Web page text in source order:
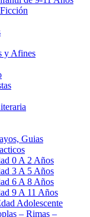
y Afines
Guias
0 A 2 Años
3 A 5 Años
6 A 8 Años
9 A 11 Años
Adolescente
– Rimas –